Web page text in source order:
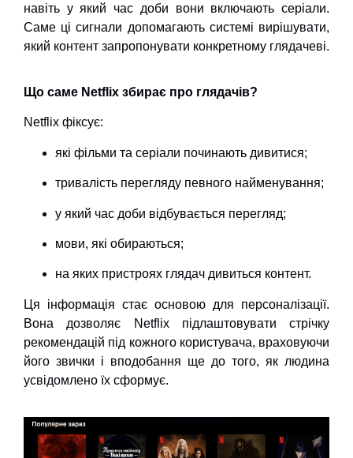
навіть у який час доби вони включають серіали.
Саме ці сигнали допомагають системі вирішувати,
який контент запропонувати конкретному глядачеві.
Що саме Netflix збирає про глядачів?
Netflix фіксує:
які фільми та серіали починають дивитися;
тривалість перегляду певного найменування;
у який час доби відбувається перегляд;
мови, які обираються;
на яких пристроях глядач дивиться контент.
Ця інформація стає основою для персоналізації.
Вона дозволяє Netflix підлаштовувати стрічку
рекомендацій під кожного користувача, враховуючи
його звички і вподобання ще до того, як людина
усвідомлено їх сформує.